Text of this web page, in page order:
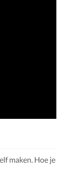
maken. Hoe je